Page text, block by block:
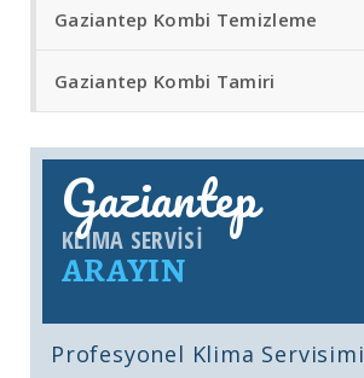
Gaziantep Kombi Temizleme
Gaziantep Kombi Tamiri
Gaziantep
KLIMA SERVISI
ARAYIN
Profesyonel Klima Servisimi